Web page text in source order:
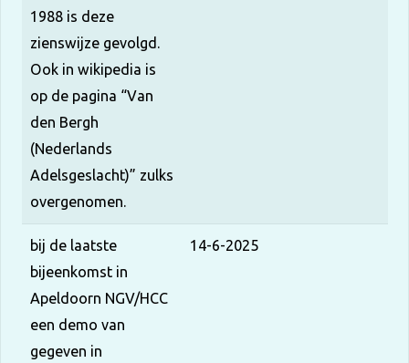
1988 is deze
zienswijze gevolgd.
Ook in wikipedia is
op de pagina “Van
den Bergh
(Nederlands
Adelsgeslacht)” zulks
overgenomen.
bij de laatste
bijeenkomst in
Apeldoorn NGV/HCC
een demo van
gegeven in
14-6-2025